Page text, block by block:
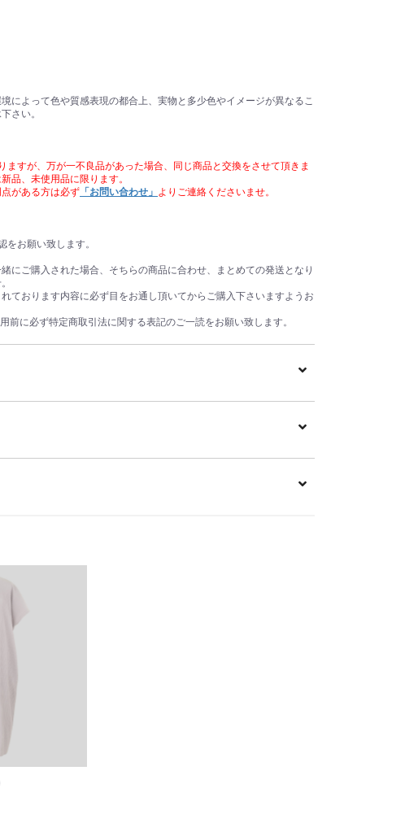
によって色や質感表現の都合上、実物と多少色やイメージが異なるこ
さい。
ますが、万が一不良品があった場合、同じ商品と交換をさせて頂きま
品、未使用品に限ります。
がある方は必ず 「お問い合わせ」 よりご連絡くださいませ。
お願い致します。
にご購入された場合、そちらの商品に合わせ、まとめての発送となり
ております内容に必ず目をお通し頂いてからご購入下さいますようお
前に必ず特定商取引法に関する表記のご一読をお願い致します。